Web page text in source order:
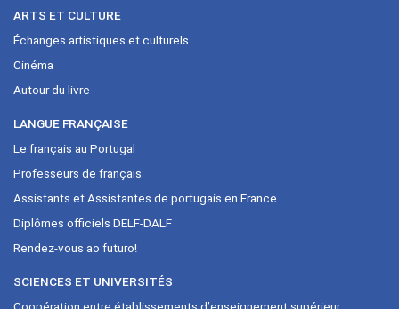
ARTS ET CULTURE
Échanges artistiques et culturels
Cinéma
Autour du livre
LANGUE FRANÇAISE
Le français au Portugal
Professeurs de français
Assistants et Assistantes de portugais en France
Diplômes officiels DELF-DALF
Rendez-vous ao futuro!
SCIENCES ET UNIVERSITÉS
Coopération entre établissements d’enseignement supérieur